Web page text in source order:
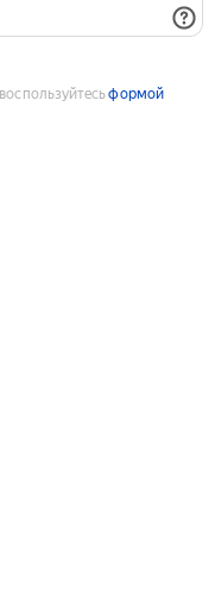
формой